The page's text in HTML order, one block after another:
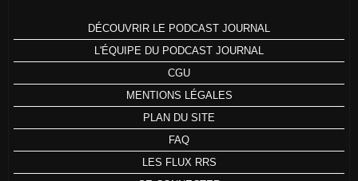
DÉCOUVRIR LE PODCAST JOURNAL
L'ÉQUIPE DU PODCAST JOURNAL
CGU
MENTIONS LÉGALES
PLAN DU SITE
FAQ
LES FLUX RRS